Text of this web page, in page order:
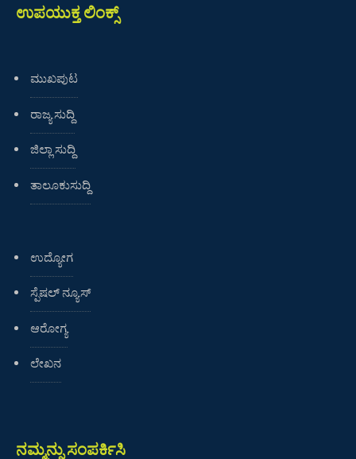
ಉಪಯುಕ್ತ ಲಿಂಕ್ಸ್
ಮುಖಪುಟ
ರಾಜ್ಯ ಸುದ್ದಿ
ಜಿಲ್ಲಾ ಸುದ್ದಿ
ತಾಲೂಕುಸುದ್ದಿ
ಉದ್ಯೋಗ
ಸ್ಪೆಷಲ್ ನ್ಯೂಸ್
ಆರೋಗ್ಯ
ಲೇಖನ
ನಮ್ಮನ್ನು ಸಂಪರ್ಕಿಸಿ